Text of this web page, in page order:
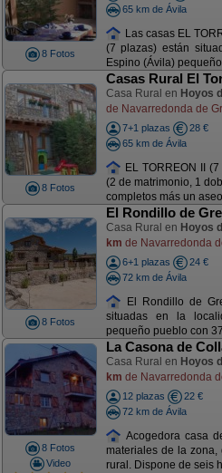
8 Fotos
65 km de Ávila
Las casas EL
(7 plazas) están
Espino (Ávila)
8 Fotos
Casas Rural El
Casa Rural en Hoyos
de Navarredonda de
7+1 plazas
28 €
65 km de Ávila
EL TORREON II
(2 de matrimonio, 1
completos más un
8 Fotos
El Rondillo de
Casa Rural en Hoyos
km de Navarredonda
6+1 plazas
24 €
72 km de Ávila
El Rondillo de
situadas en la
pequeño pueblo con
8 Fotos
Video
La Casona de
Casa Rural en Hoyos
km de Navarredonda
12 plazas
22 €
72 km de Ávila
Acogedora casa
materiales de la zona,
rural. Dispone de seis